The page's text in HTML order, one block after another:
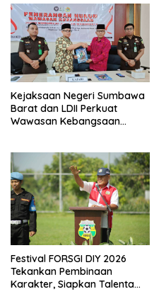
Kejaksaan Negeri Sumbawa
Barat dan LDII Perkuat
Wawasan Kebangsaan
Festival FORSGI DIY 2026
Tekankan Pembinaan
Karakter, Siapkan Talenta